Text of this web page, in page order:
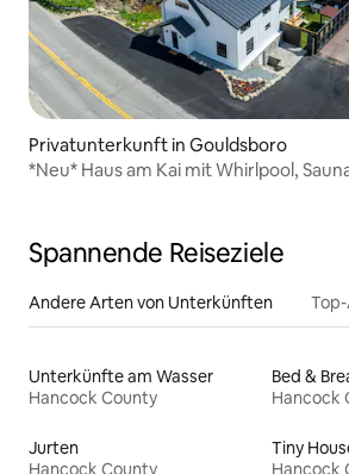
Privatunterkunft in Gouldsboro
*Neu* Haus am Kai mit Whirlpool,
Spannende Reiseziele
Andere Arten von Unterkünften
Unterkünfte am Wasser
Hancock County
Bed &
Hancock
Jurten
Hancock County
Tiny
Hancock